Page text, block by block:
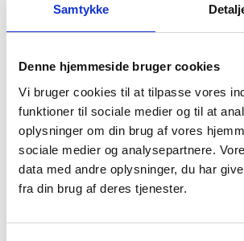
Samtykke
Denne hjemmeside bruger cookies
Vi bruger cookies til at tilpasse vores
funktioner til sociale medier og til at
oplysninger om din brug af vores
sociale medier og analysepartnere.
data med andre oplysninger, du har
fra din brug af deres tjenester.
medarbejderen tilstrækkelig
området, kan et sådant forløb
anderledes.
Med venlig hilsen
Gert Nielsen / Lars Schmidt